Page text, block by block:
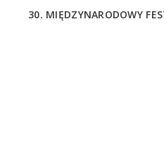
30. MIĘDZYNARODOWY